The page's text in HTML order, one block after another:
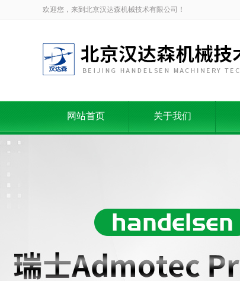
欢迎您，来到北京汉达森机械技术有限公司！
网站首页 关于我们